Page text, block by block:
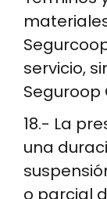
servicio,
Seguroop
18.- La
una
o parcial